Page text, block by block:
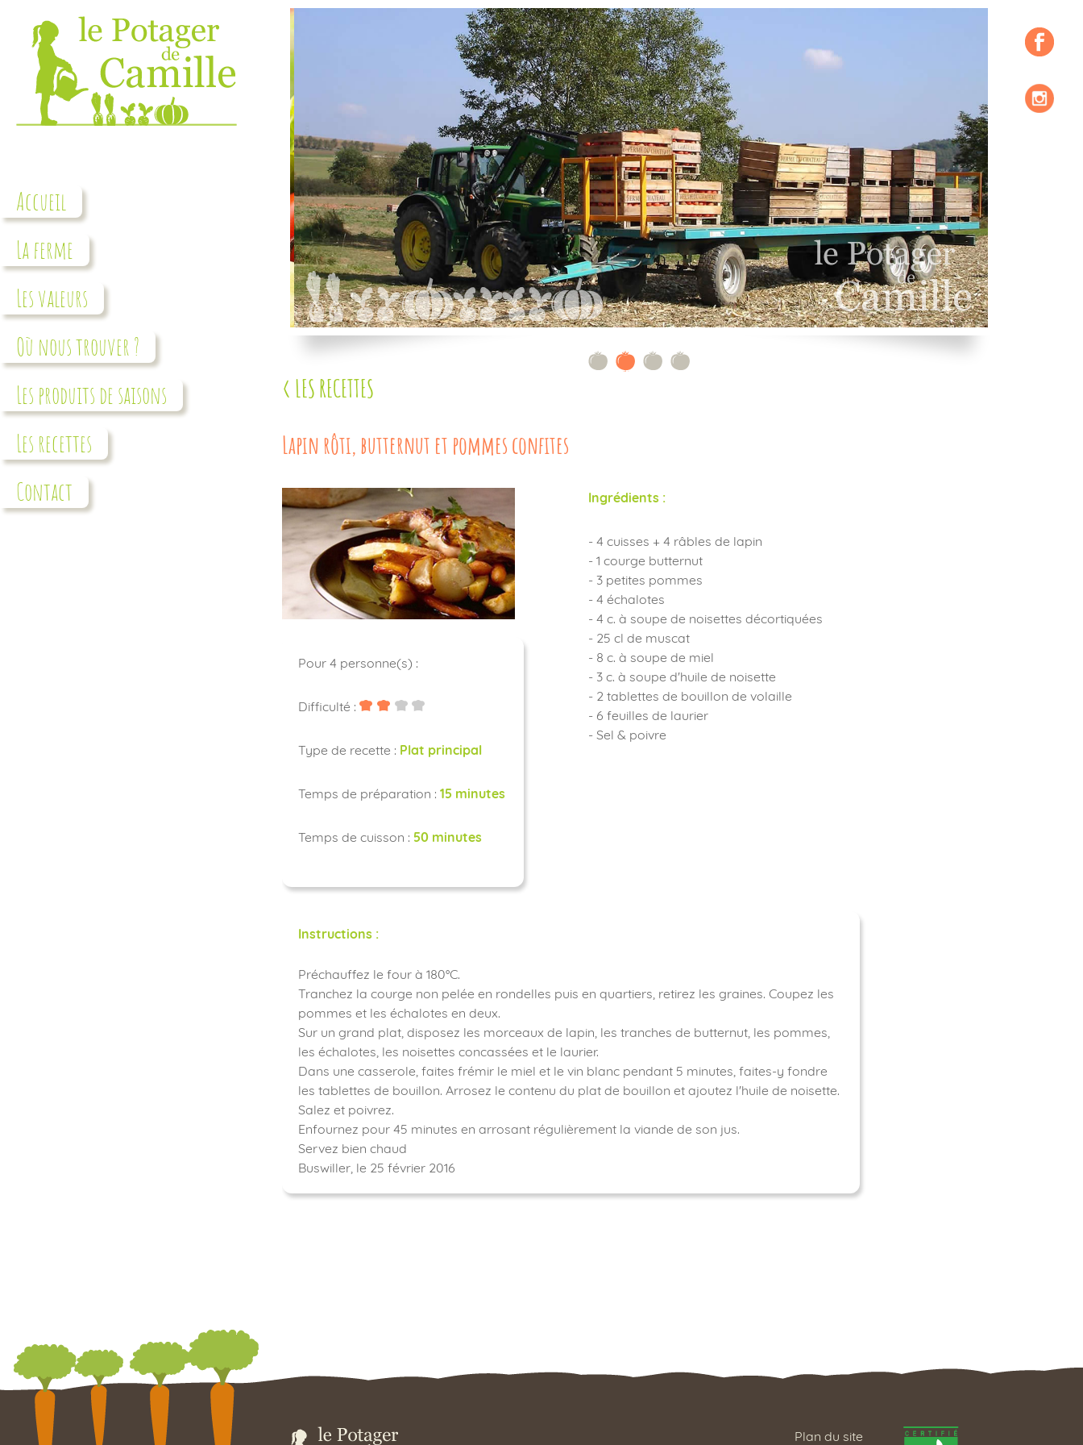
Accueil
La ferme
Les valeurs
Où nous trouver ?
Les produits de saisons
Les recettes
Contact
< LES RECETTES
Lapin rôti, butternut et pommes confites
Pour 4 personne(s) :
Difficulté :
Type de recette : Plat principal
Temps de préparation : 15 minutes
Temps de cuisson : 50 minutes
Ingrédients :
- 4 cuisses + 4 râbles de lapin
- 1 courge butternut
- 3 petites pommes
- 4 échalotes
- 4 c. à soupe de noisettes décortiquées
- 25 cl de muscat
- 8 c. à soupe de miel
- 3 c. à soupe d'huile de noisette
- 2 tablettes de bouillon de volaille
- 6 feuilles de laurier
- Sel & poivre
Instructions :
Préchauffez le four à 180°C.
Tranchez la courge non pelée en rondelles puis en quartiers, retirez les graines. Coupez les
pommes et les échalotes en deux.
Sur un grand plat, disposez les morceaux de lapin, les tranches de butternut, les pommes,
les échalotes, les noisettes concassées et le laurier.
Dans une casserole, faites frémir le miel et le vin blanc pendant 5 minutes, faites-y fondre
les tablettes de bouillon. Arrosez le contenu du plat de bouillon et ajoutez l'huile de noisette.
Salez et poivrez.
Enfournez pour 45 minutes en arrosant régulièrement la viande de son jus.
Servez bien chaud
Buswiller, le 25 février 2016
Plan du site